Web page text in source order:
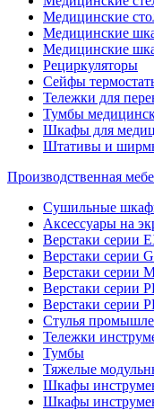
Медицинские
Медицинские
Медицинские
Рециркуляторы
Сейфы
Тележки для
Тумбы
Шкафы для
Штативы и
Производственная
Cушильные
Аксессуары на
Верстаки серии
Верстаки серии
Верстаки серии
Верстаки серии
Верстаки серии
Стулья
Тележки
Тумбы
Тяжелые
Шкафы
Шкафы